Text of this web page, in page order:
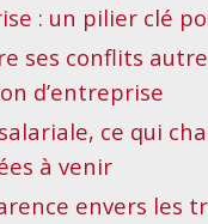
: un pilier clé
ses conflits
d’entreprise
ce qui
à venir
envers les